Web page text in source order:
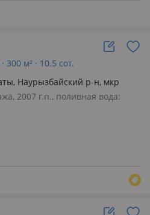
м² · 10.5 сот.
Наурызбайский р-н, мкр
Сагдиева 87В
2007 г.п., поливная вода:
и тихий район города
камень под землей,